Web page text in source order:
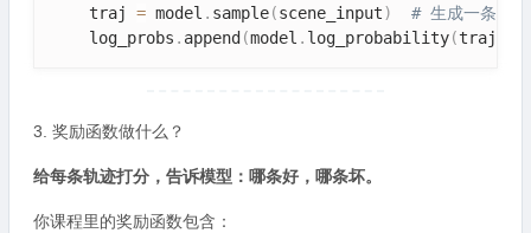
    traj
= model . sample(scene_input)
# 生成一条轨迹
    log_probs
. append (model . log_probability(traj
3. 奖励函数做什么？
给每条轨迹打分，告诉模型：哪条好，哪条坏。
你课程里的奖励函数包含：